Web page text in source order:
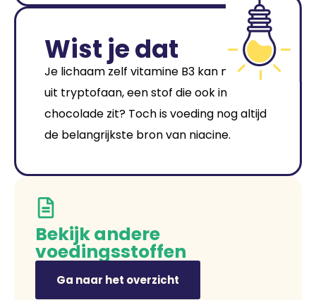
Wist je dat
Je lichaam zelf vitamine B3 kan maken
uit tryptofaan, een stof die ook in
chocolade zit? Toch is voeding nog altijd
de belangrijkste bron van niacine.
Bekijk andere
voedingsstoffen
Ga naar het overzicht